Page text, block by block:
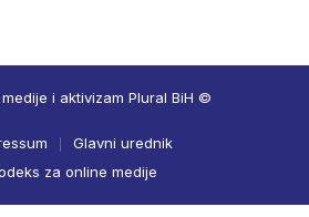
i aktivizam Plural BiH ©
Glavni urednik
za online medije